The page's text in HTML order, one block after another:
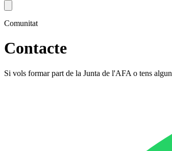
Comunitat
Contacte
Si vols formar part de la Junta de l'AFA o tens